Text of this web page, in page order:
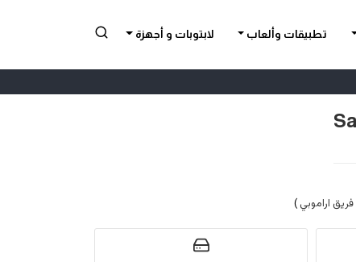
تطبيقات وألعاب لابتوبات و أجهزة
فريق اراموبي )